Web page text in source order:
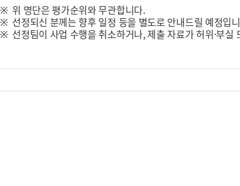
※ 위 명단은 평가순위와 무관합니다.
※ 선정되신 분께는 향후 일정 등을 별도로 안내드릴 예정입
※ 선정팀이 사업 수행을 취소하거나, 제출 자료가 허위·부